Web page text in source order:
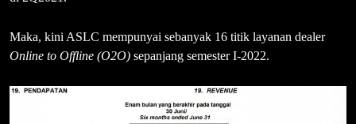
Maka, kini ASLC mempunyai sebanyak 16 titik layanan dealer
Online to Offline (O2O) sepanjang semester I-2022.